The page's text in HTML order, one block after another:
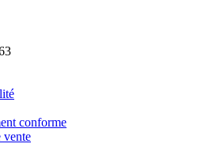
conforme
vente